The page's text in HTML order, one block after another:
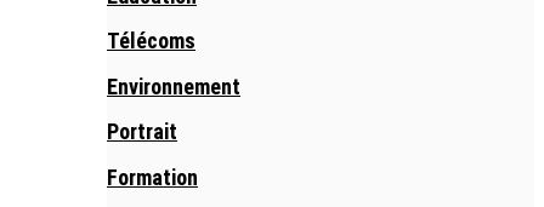
Télécoms
Environnement
Portrait
Formation